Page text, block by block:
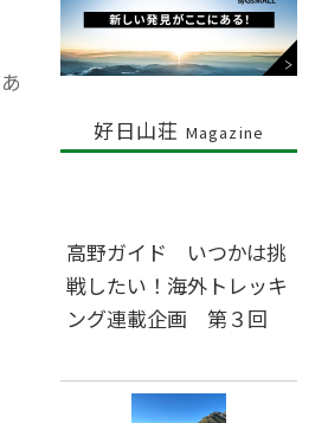
好日山荘 Magazine
高野ガイド いつかは挑
戦したい！海外トレッキ
ング連載企画 第３回